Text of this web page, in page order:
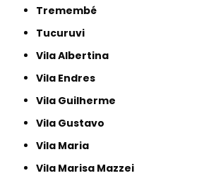
Tremembé
Tucuruvi
Vila Albertina
Vila Endres
Vila Guilherme
Vila Gustavo
Vila Maria
Vila Marisa Mazzei